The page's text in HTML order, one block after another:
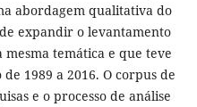
abordagem qualitativa do
expandir o levantamento
temática e que teve
1989 a 2016. O corpus de
e o processo de análise